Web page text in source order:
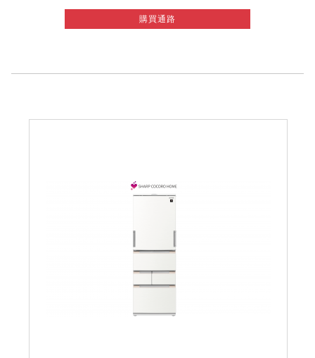
購買通路